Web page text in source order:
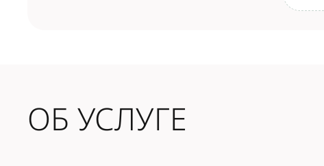
ОБ УСЛУГЕ